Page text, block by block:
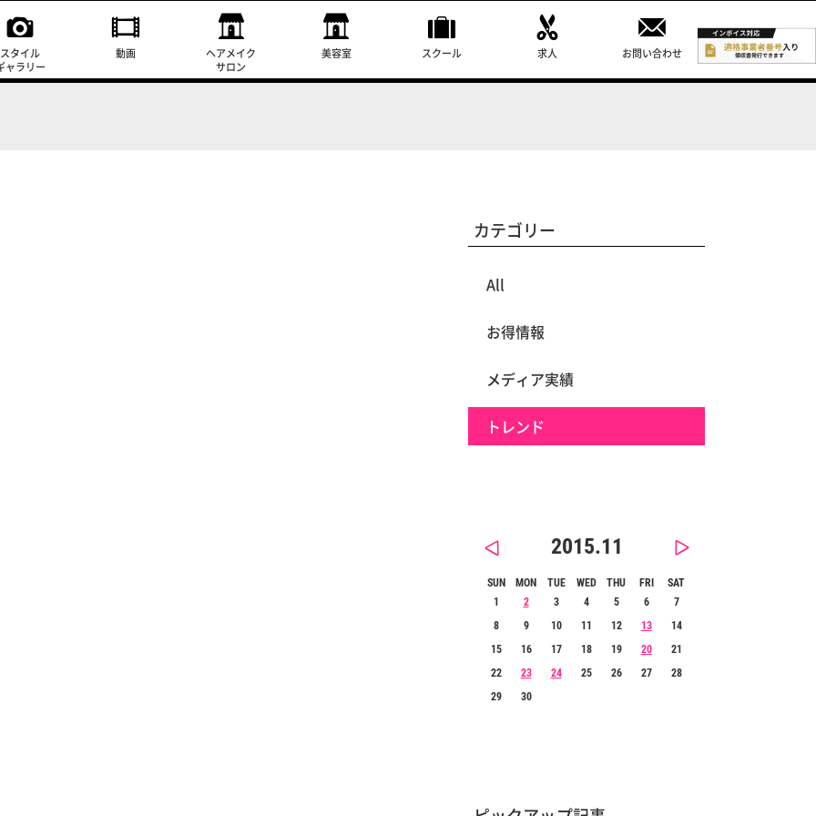
スタイル
ャラリー
動画
ヘアメイク
サロン
美容室 スクール 求人 お問い合わせ
カテゴリー
All
お得情報
メディア実績
トレンド
2015.11
SUN MON TUE WED THU FRI
SAT
1
2 3 4 5 6
7
8
9 10 11 12 13
14
15
16 17 18 19 20
21
22
23 24 25 26 27
28
29
30